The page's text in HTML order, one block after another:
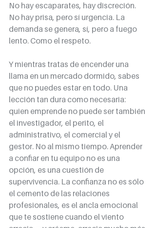
No hay escaparates, hay discreción.
No hay prisa, pero sí urgencia. La
demanda se genera, sí, pero a fuego
lento. Como el respeto.
Y mientras tratas de encender una
llama en un mercado dormido, sabes
que no puedes estar en todo. Una
lección tan dura como necesaria:
quien emprende no puede ser también
el investigador, el perito, el
administrativo, el comercial y el
gestor. No al mismo tiempo. Aprender
a confiar en tu equipo no es una
opción, es una cuestión de
supervivencia. La confianza no es sólo
el cemento de las relaciones
profesionales, es el ancla emocional
que te sostiene cuando el viento